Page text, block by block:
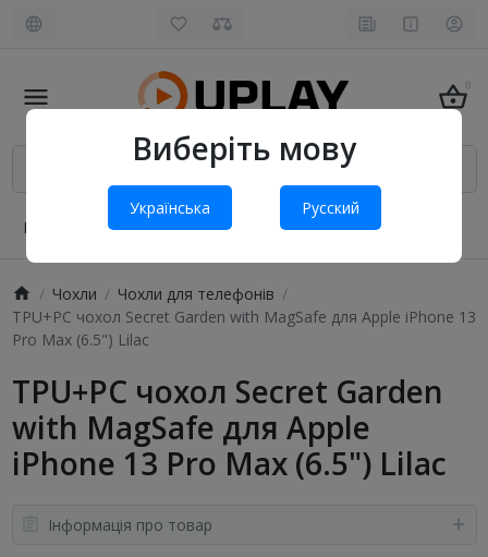
Виберіть мову
Українська Русский
0
Про нас Оплата і доставка Обмін та повернення
Чохли
Чохли для телефонів
TPU+PC чохол Secret Garden with MagSafe для Apple iPhone 13
Pro Max (6.5") Lilac
TPU+PC чохол Secret Garden
with MagSafe для Apple
iPhone 13 Pro Max (6.5") Lilac
Інформація про товар